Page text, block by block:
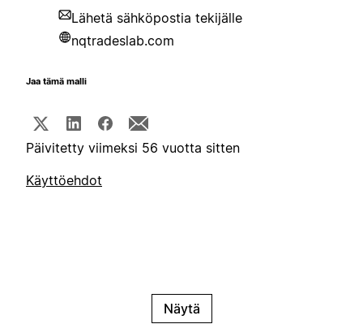
Lähetä sähköpostia tekijälle
nqtradeslab.com
Jaa tämä malli
Päivitetty viimeksi 56 vuotta sitten
Käyttöehdot
Näytä